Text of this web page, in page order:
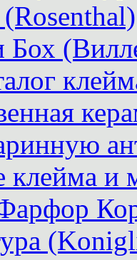
(Rosenthal)
Бох
клейма и